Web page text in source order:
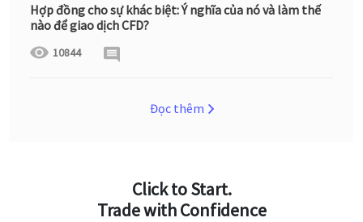
Hợp đồng cho sự khác biệt: Ý nghĩa của nó và làm thế
nào để giao dịch CFD?
10844
Đọc thêm
Click to Start.
Trade with Confidence